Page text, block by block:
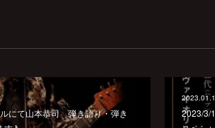
にて山本恭司 弾き語り・弾き
2023/3/